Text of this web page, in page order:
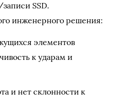
SSD.
инженерного решения:
элементов
к ударам и
и нет склонности к